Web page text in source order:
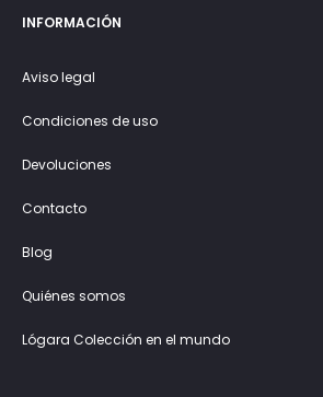
INFORMACIÓN
Aviso legal
Condiciones de uso
Devoluciones
Contacto
Blog
Quiénes somos
Lógara Colección en el mundo